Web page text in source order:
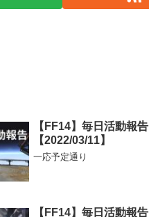
【FF14】毎日活動報告
【2022/03/11】
一応予定通り
【FF14】毎日活動報告